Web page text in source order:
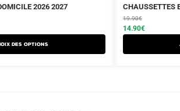
2026 2027
des options
CHAUSSETTES
19.90€
Le
prix
initial
était :
14.90€
Le
prix
actuel
est :